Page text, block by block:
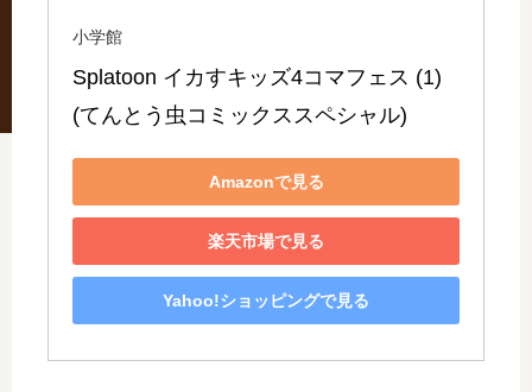
小学館
Splatoon イカすキッズ4コマフェス (1)
(てんとう虫コミックススペシャル)
Amazonで見る
楽天市場で見る
Yahoo!ショッピングで見る